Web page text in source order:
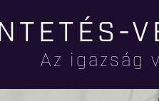
tartalomra
Az igazság